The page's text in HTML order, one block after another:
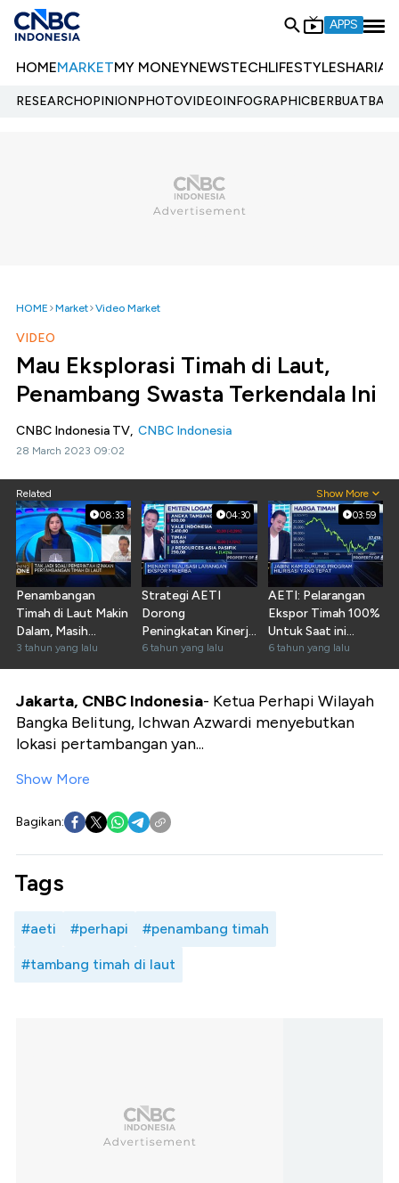
APPS
HOMEMARKETMY MONEYNEWSTECHLIFESTYLESHARIA
RESEARCHOPINIONPHOTOVIDEOINFOGRAPHIC
HOME Market Video Market
VIDEO
Mau Eksplorasi Timah di Laut,
Penambang Swasta Terkendala Ini
CNBC Indonesia TV, CNBC Indonesia
28 March 2023 09:02
Related Show More
08:33
Penambangan
Timah di Laut Makin
Dalam, Masih
Menguntungkan?
3 tahun yang lalu
04:30
Strategi AETI
Dorong
Peningkatan Kinerja
Industri Timah
6 tahun yang lalu
03:59
AETI: Pelarangan
Ekspor Timah 100%
Untuk Saat ini
Mustahil
6 tahun yang lalu
Jakarta, CNBC Indonesia- Ketua Perhapi Wilayah
Bangka Belitung, Ichwan Azwardi menyebutkan
lokasi pertambangan yan...
Show More
Bagikan:
Tags
#aeti #perhapi #penambang timah
#tambang timah di laut